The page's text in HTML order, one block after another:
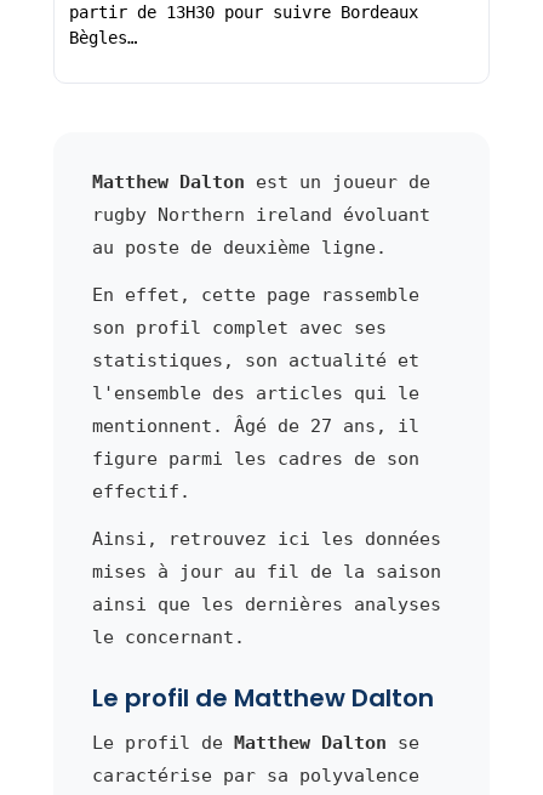
partir de 13H30 pour suivre Bordeaux
Bègles…
Matthew Dalton est un joueur de
rugby Northern ireland évoluant
au poste de deuxième ligne.
En effet, cette page rassemble
son profil complet avec ses
statistiques, son actualité et
l'ensemble des articles qui le
mentionnent. Âgé de 27 ans, il
figure parmi les cadres de son
effectif.
Ainsi, retrouvez ici les données
mises à jour au fil de la saison
ainsi que les dernières analyses
le concernant.
Le profil de Matthew Dalton
Le profil de Matthew Dalton se
caractérise par sa polyvalence